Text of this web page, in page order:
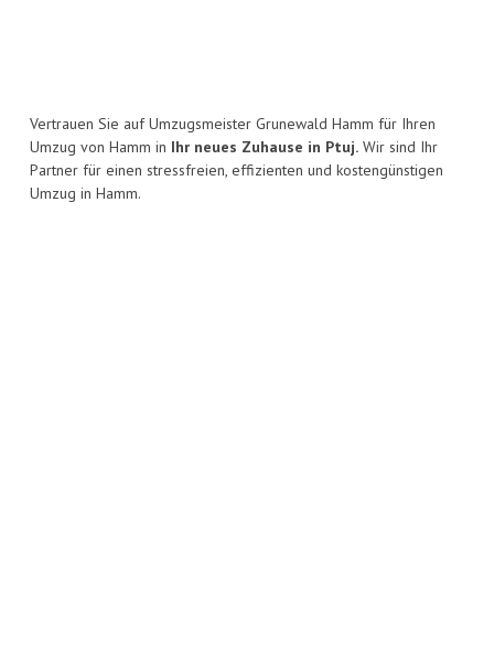
Vertrauen Sie auf Umzugsmeister Grunewald Hamm für Ihren
Umzug von Hamm in Ihr neues Zuhause in Ptuj. Wir sind Ihr
Partner für einen stressfreien, effizienten und kostengünstigen
Umzug in Hamm.